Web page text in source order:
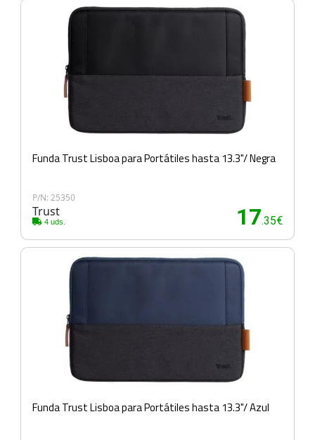
Funda Trust Lisboa para Portátiles hasta 13.3"/ Negra
P/N: 25350
Trust
4 uds. 17.35€
Funda Trust Lisboa para Portátiles hasta 13.3"/ Azul